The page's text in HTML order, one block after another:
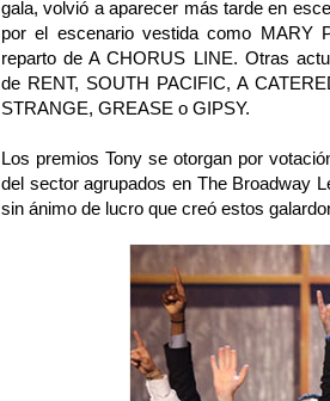
gala, volvió a aparecer más tarde en
por el escenario vestida como MARY
reparto de A CHORUS LINE. Otras
de RENT, SOUTH PACIFIC, A
STRANGE, GREASE o GIPSY.
Los premios Tony se otorgan por
del sector agrupados en The Broadway
sin ánimo de lucro que creó estos